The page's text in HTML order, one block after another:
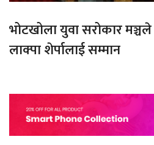
भोटखोला युवा सरोकार मञ्चले
लाक्पा शेर्पालाई सम्मान